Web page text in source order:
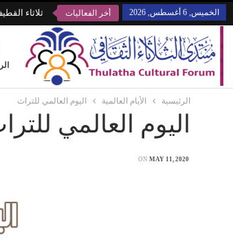
الخميس, 6 أغسطس, 2026 أخر الفعاليات ثلاثاء
الرئيسية الأيام العالمية اليوم العالمي للتراث
اليوم العالمي
ON MAY 11, 2020